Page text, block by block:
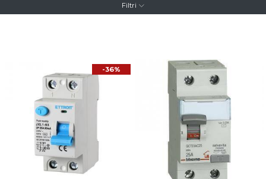
Filtri
-36%